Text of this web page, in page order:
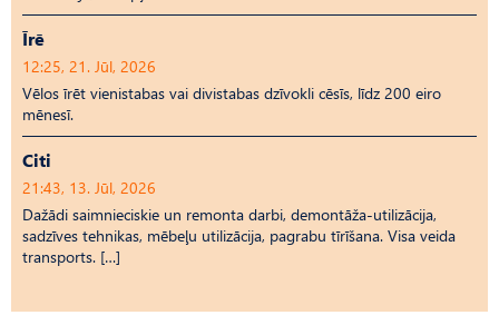
Īrē
12:25, 21. Jūl, 2026
Vēlos īrēt vienistabas vai divistabas dzīvokli cēsīs, līdz 200 eiro
mēnesī.
Citi
21:43, 13. Jūl, 2026
Dažādi saimnieciskie un remonta darbi, demontāža-utilizācija,
sadzīves tehnikas, mēbeļu utilizācija, pagrabu tīrīšana. Visa veida
transports. […]